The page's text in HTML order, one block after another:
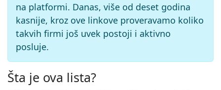
na platformi. Danas, više od deset godina
kasnije, kroz ove linkove proveravamo koliko
takvih firmi još uvek postoji i aktivno
posluje.
Šta je ova lista?